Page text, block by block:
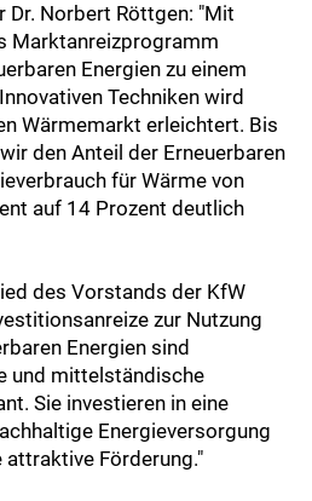
Norbert Röttgen: "Mit
Marktanreizprogramm
Energien zu einem
Techniken wird
Wärmemarkt erleichtert. Bis
den Anteil der Erneuerbaren
für Wärme von
auf 14 Prozent deutlich
des Vorstands der KfW
zur Nutzung
Energien sind
und mittelständische
Sie investieren in eine
Energieversorgung
attraktive Förderung."